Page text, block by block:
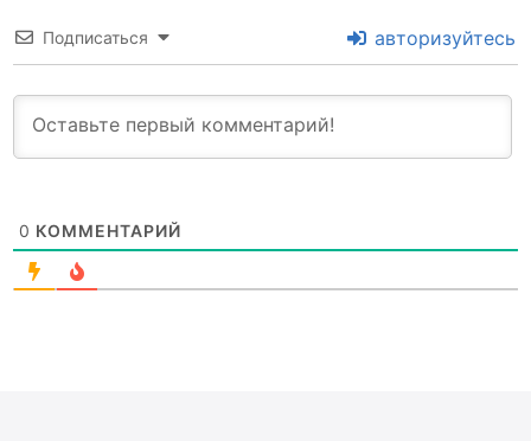
Подписаться авторизуйтесь
0 КОММЕНТАРИЙ